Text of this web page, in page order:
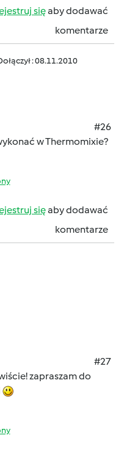
sięaby dodawać
komentarze
: 08.11.2010
#26
w Thermomixie?
sięaby dodawać
komentarze
#27
zapraszam do